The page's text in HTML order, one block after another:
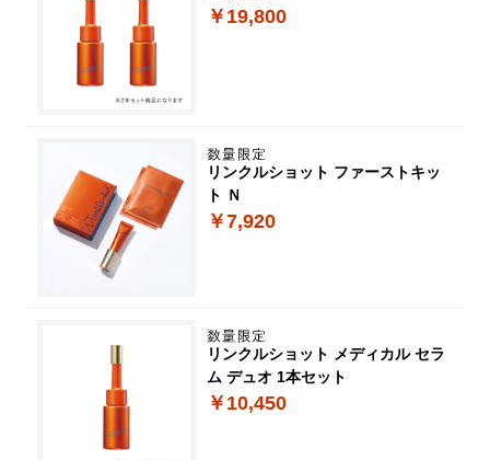
￥19,800
リンクルショット ファーストキッ
ト Ｎ
￥7,920
リンクルショット メディカル セラ
ム デュオ 1本セット
￥10,450